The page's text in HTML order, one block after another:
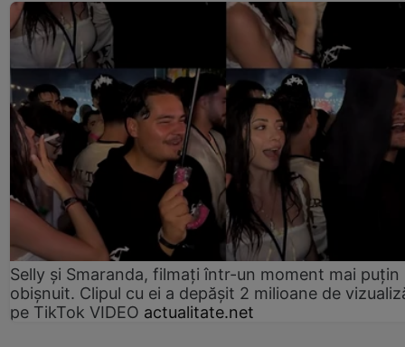
Selly și Smaranda, filmați într-un moment mai puțin
obișnuit. Clipul cu ei a depășit 2 milioane de
pe TikTok VIDEO actualitate.net